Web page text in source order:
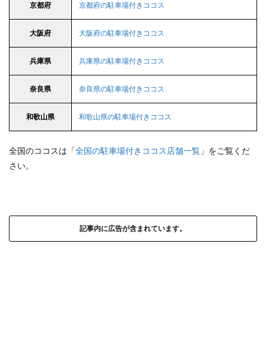
京都府 京都府の駐車場付きココス
大阪府 大阪府の駐車場付きココス
兵庫県 兵庫県の駐車場付きココス
奈良県 奈良県の駐車場付きココス
和歌山県 和歌山県の駐車場付きココス
全国のココスは「全国の駐車場付きココス店舗一覧 」をご覧くだ
さい。
記事内に広告が含まれています。